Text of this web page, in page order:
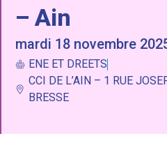
– Ain
mardi 18 novembre
ENE ET DREETS
CCI DE L’AIN – 1 RUE
BRESSE